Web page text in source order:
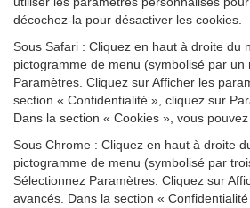
décochez-la pour désactiver les cookies.
Sous Safari : Cliquez en haut à droite du
pictogramme de menu (symbolisé par un
Paramètres. Cliquez sur Afficher les
section « Confidentialité », cliquez sur
Dans la section « Cookies », vous
Sous Chrome : Cliquez en haut à droite
pictogramme de menu (symbolisé par
Sélectionnez Paramètres. Cliquez sur
avancés. Dans la section «